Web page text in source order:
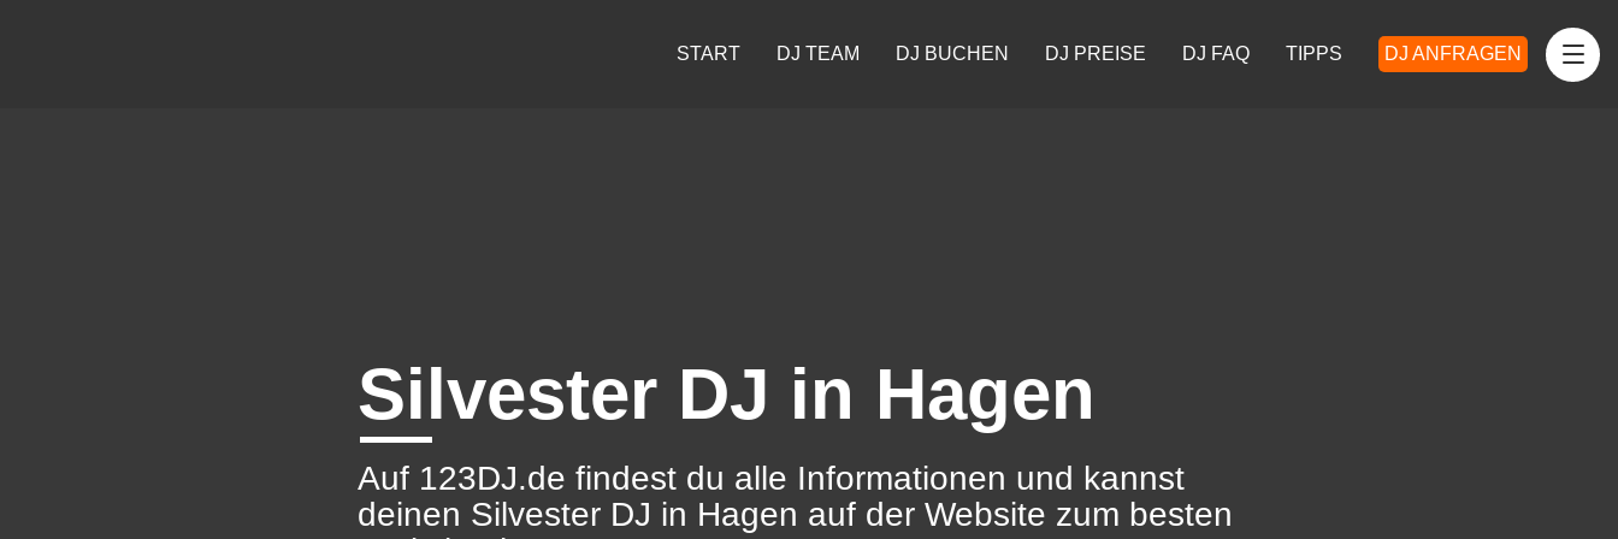
START DJ TEAM DJ BUCHEN DJ PREISE DJ FAQ TIPPS DJ ANFRAGEN
Silvester DJ in Hagen
Auf 123DJ.de findest du alle Informationen und kannst
deinen Silvester DJ in Hagen auf der Website zum besten